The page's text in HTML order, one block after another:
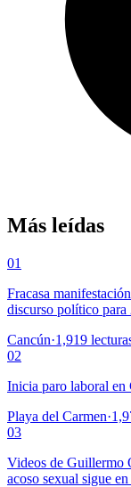
Más leídas
01
Fracasa
discurso político para
Cancún·1,919
02
Inicia paro laboral en
Playa del Carmen·
03
Videos de Guillermo
acoso sexual sigue